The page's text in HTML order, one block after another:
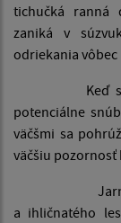
tichučká ranná
zaniká v
odriekania vôbec
Keď sa na
potenciálne
väčšmi sa
väčšiu pozornosť
Jarné
a ihličnatého